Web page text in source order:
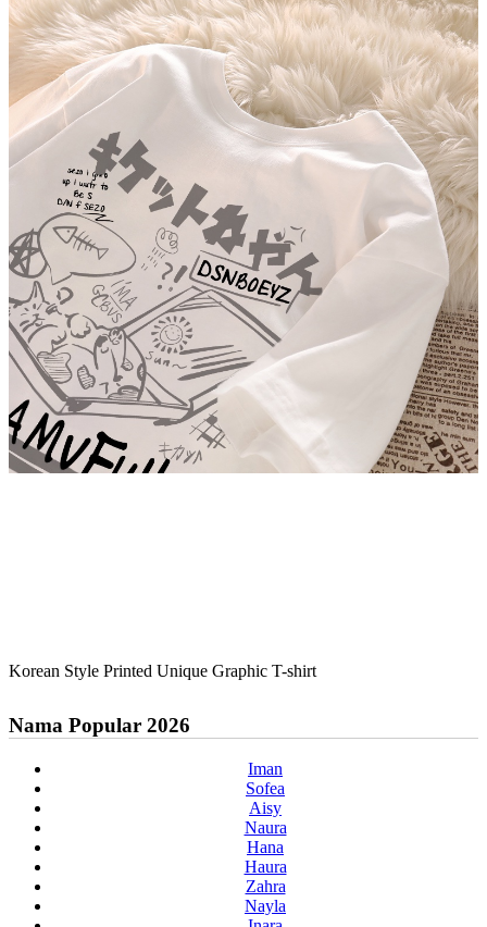
Korean Style Printed Unique Graphic T-shirt
Nama Popular 2026
Iman
Sofea
Aisy
Naura
Hana
Haura
Zahra
Nayla